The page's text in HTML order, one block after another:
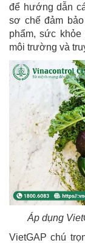
để hướng dẫn
sơ chế đảm
phẩm, sức
môi trường và
Áp dụng
VietGAP chú